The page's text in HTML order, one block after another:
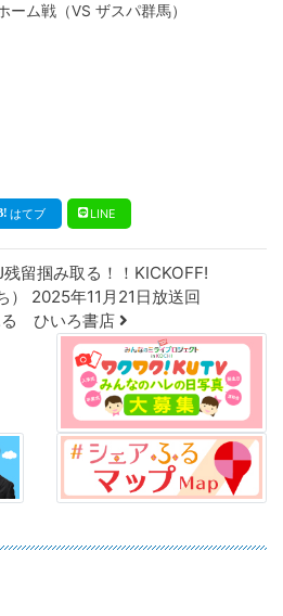
ーム戦（VS ザスパ群馬）
はてブ LINE
留掴み取る！！KICKOFF!
） 2025年11月21日放送回
る ひいろ書店